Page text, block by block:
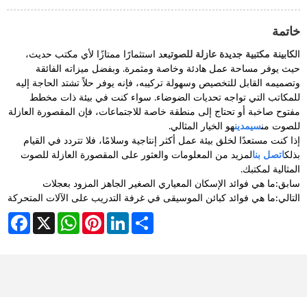
خاتمة
الكابينة مكتبية جديدة عازلة للصوتيعد استثمارًا ممتازًا لأي مكتب حديث،
حيث يوفر مساحة عمل هادئة وخاصة ومثمرة. وبفضل ميزاته الفائقة
وتصميمه القابل للتخصيص وسهولة تركيبه، فإنه يوفر حلاً تشتد الحاجة إليه
للمكاتب التي تواجه تحديات الضوضاء. سواء كنت في بيئة ذات مخطط
مفتوح صاخبة أو تحتاج إلى منطقة خاصة للاجتماعات، فإن المقصورة العازلة
للصوت منسيمدينهو الخيار المثالي.
إذا كنت مستعدًا لخلق بيئة عمل أكثر إنتاجية وسلامًا، فلا تتردد في القيام
بذلكاتصل بنالمزيد من المعلومات والعثور على المقصورة العازلة للصوت
المثالية لمكتبك.
سابق:ما هي فوائد الإسكان المعياري الصغير الجاهز المزود بعجلات
التالي:ما هي فوائد كبائن الموسيقى في غرفة التدريب على الآلات المتحركة
X
WhatsAppPinterestLinkedInShare